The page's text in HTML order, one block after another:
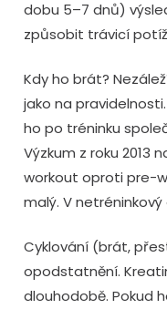
dobu 5–7 dnů)
způsobit trávicí
Kdy ho brát?
jako na
ho po tréninku
Výzkum z roku 2013
workout oproti pre-
malý. V
Cyklování (brát,
opodstatnění.
dlouhodobě. Pokud